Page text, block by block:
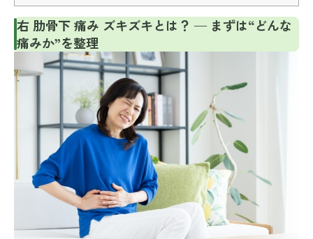
右 肋骨下 痛み ズキズキとは？ — まずは“どんな
痛みか”を整理